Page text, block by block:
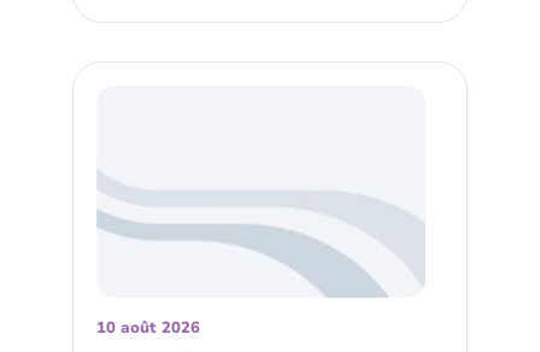
10 août 2026